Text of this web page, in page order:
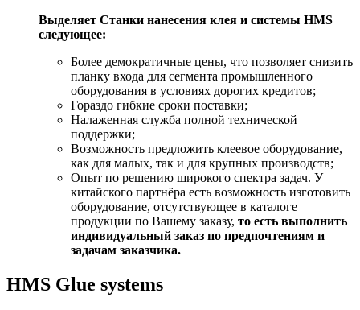
Выделяет Станки нанесения клея и системы HMS
следующее:
Более демократичные цены, что позволяет снизить
планку входа для сегмента промышленного
оборудования в условиях дорогих кредитов;
Гораздо гибкие сроки поставки;
Налаженная служба полной технической
поддержки;
Возможность предложить клеевое оборудование,
как для малых, так и для крупных производств;
Опыт по решению широкого спектра задач. У
китайского партнёра есть возможность изготовить
оборудование, отсутствующее в каталоге
продукции по Вашему заказу, то есть выполнить
индивидуальный заказ по предпочтениям и
задачам заказчика.
HMS Glue systems